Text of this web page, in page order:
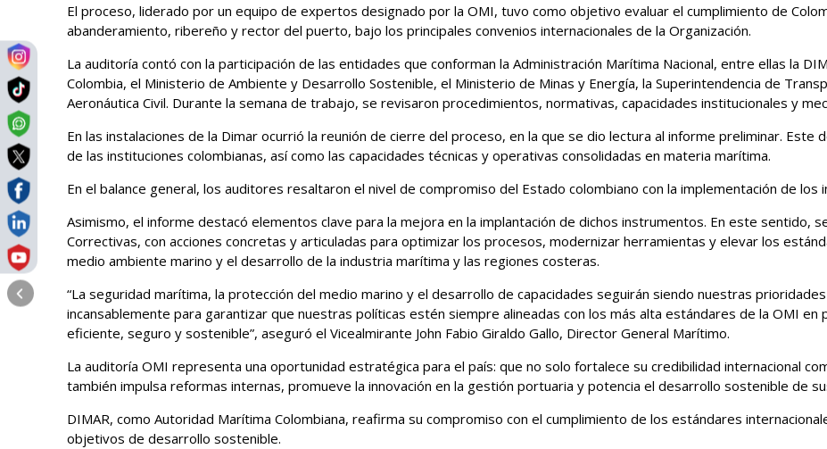
El proceso, liderado por un equipo de expertos designado por la OMI, tuvo como objetivo evaluar el cumplimiento de
abanderamiento, ribereño y rector del puerto, bajo los principales convenios internacionales de la Organización.
La auditoría contó con la participación de las entidades que conforman la Administración Marítima Nacional, entre ellas la
Colombia, el Ministerio de Ambiente y Desarrollo Sostenible, el Ministerio de Minas y Energía, la Superintendencia de
Aeronáutica Civil. Durante la semana de trabajo, se revisaron procedimientos, normativas, capacidades institucionales y
En las instalaciones de la Dimar ocurrió la reunión de cierre del proceso, en la que se dio lectura al informe preliminar.
de las instituciones colombianas, así como las capacidades técnicas y operativas consolidadas en materia marítima.
En el balance general, los auditores resaltaron el nivel de compromiso del Estado colombiano con la implementación de
Asimismo, el informe destacó elementos clave para la mejora en la implantación de dichos instrumentos. En este sentido,
Correctivas, con acciones concretas y articuladas para optimizar los procesos, modernizar herramientas y elevar los
medio ambiente marino y el desarrollo de la industria marítima y las regiones costeras.
“La seguridad marítima, la protección del medio marino y el desarrollo de capacidades seguirán siendo nuestras
incansablemente para garantizar que nuestras políticas estén siempre alineadas con los más alta estándares de la OMI
eficiente, seguro y sostenible”, aseguró el Vicealmirante John Fabio Giraldo Gallo, Director General Marítimo.
La auditoría OMI representa una oportunidad estratégica para el país: que no solo fortalece su credibilidad internacional
también impulsa reformas internas, promueve la innovación en la gestión portuaria y potencia el desarrollo sostenible de
DIMAR, como Autoridad Marítima Colombiana, reafirma su compromiso con el cumplimiento de los estándares
objetivos de desarrollo sostenible.